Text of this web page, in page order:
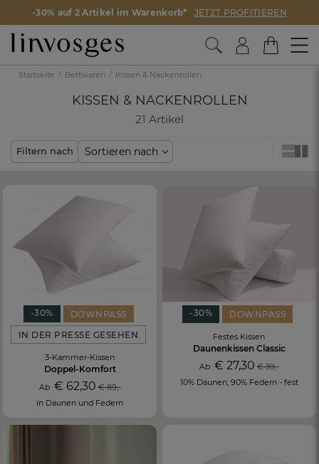
-30% auf 2 Artikel im Warenkorb* JETZT PROFITIEREN
Startseite Bettwaren Kissen & Nackenrollen
KISSEN & NACKENROLLEN
21 Artikel
Filtern nach Sortieren nach
-30%
DOWNPASS
IN DER PRESSE GESEHEN
3-Kammer-Kissen
Doppel-Komfort
Ab € 62,30 € 89,-
in Daunen und Federn
-30% DOWNPASS
Festes Kissen
Daunenkissen Classic
Ab € 27,30 € 39,-
10% Daunen, 90% Federn - fest